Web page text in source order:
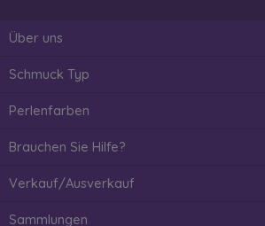
Über uns
Schmuck Typ
Perlenfarben
Brauchen Sie Hilfe?
Verkauf/Ausverkauf
Sammlungen